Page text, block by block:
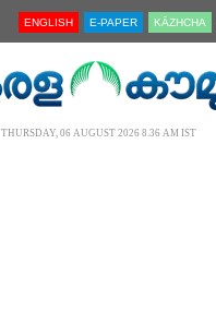
ENGLISH E-PAPER KĀZHCHA
THURSDAY, 06 AUGUST 2026 8.36 AM IST